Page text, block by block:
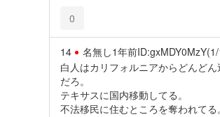
0
14 名無し1年前
白人はカリフォルニアからどんどん
だろ。
テキサスに国内移動してる。
不法移民に住むところを奪われてる。